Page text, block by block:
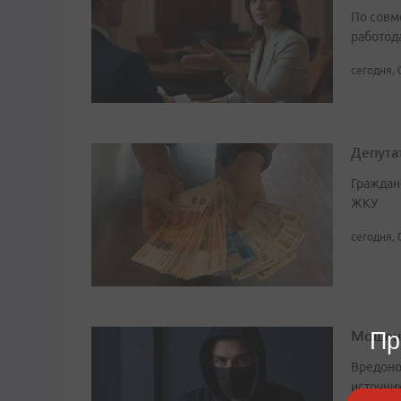
По
сегодня,
ЖКУ
сегодня,